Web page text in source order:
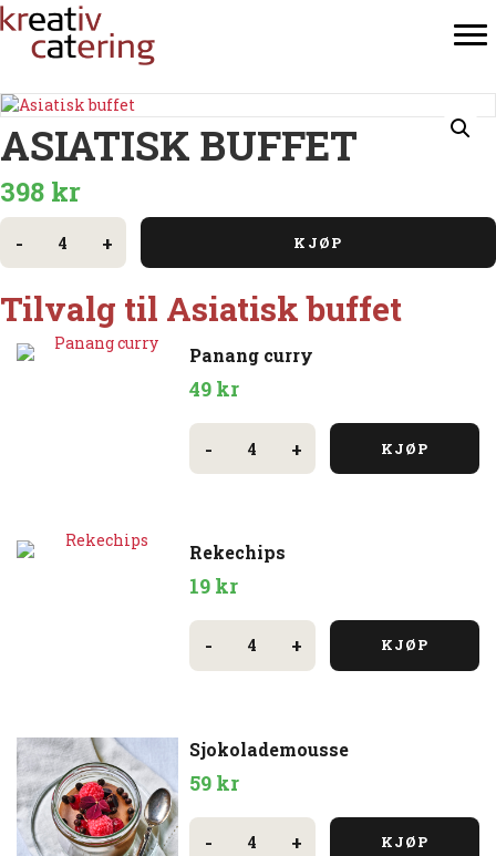
ASIATISK BUFFET
398 kr
-
Asiatisk
buffet
antall + KJØP
Tilvalg til Asiatisk buffet
Panang curry
49 kr
-
Panang
curry
antall + KJØP
Rekechips
19 kr
-
Rekechips
antall + KJØP
Sjokolademousse
59 kr
-
Sjokolademousse
antall + KJØP